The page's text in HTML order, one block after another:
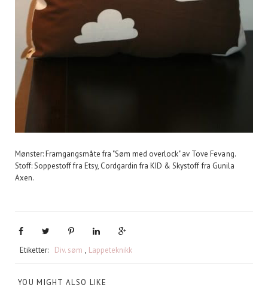
Mønster: Framgangsmåte fra "Søm med overlock" av Tove Fevang.
Stoff: Soppestoff fra Etsy, Cordgardin fra KID & Skystoff fra Gunila
Axen.
Etiketter: Div. søm , Lappeteknikk
YOU MIGHT ALSO LIKE